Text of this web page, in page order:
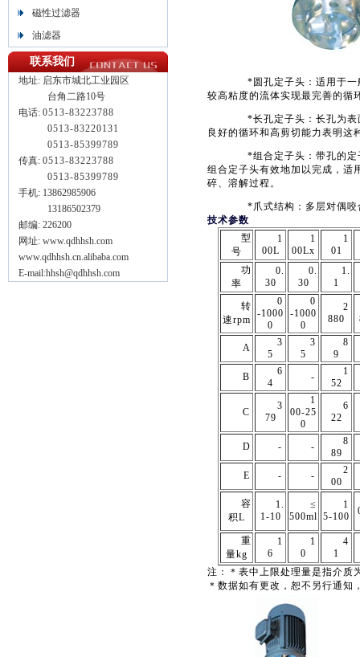
磁性过滤器
油滤器
联系我们
地址: 启东市城北工业园区
台角二路10号
电话: 0513-83223788
0513-83220131
0513-85399789
传真: 0513-83223788
0513-85399789
手机: 13862985906
13186502379
邮编: 226200
网址: www.qdhhsh.com
www.qdhhsh.cn.alibaba.com
E-mail:hhsh@qdhhsh.com
*圆孔定子头：适用于一般
较高粘度的流体实现最完善的循
*长孔定子头：长孔为表面
良好的循环和高剪切能力表明这
*组合定子头：带孔的定子
组合定子头有效地加以完成，适
碎、溶解过程。
*爪式结构：多层对偶咬
技术参数
型
号
1
00L
1
00Lx
1
01
功
率
0.
30
0.
30
1.
1
转
速rpm
0
-1000
0
0
-1000
0
2
880
A
3
5
3
5
8
9
B
6
4
-
1
52
C
3
79
1
00-25
0
6
22
D - -
8
89
E
- -
2
00
容
积L
1.
1-10
≤
500ml
1
5-100
重
量kg
1
6
1
0
4
1
注：＊表中上限处理量是指介质
＊数据如有更改，恕不另行通知